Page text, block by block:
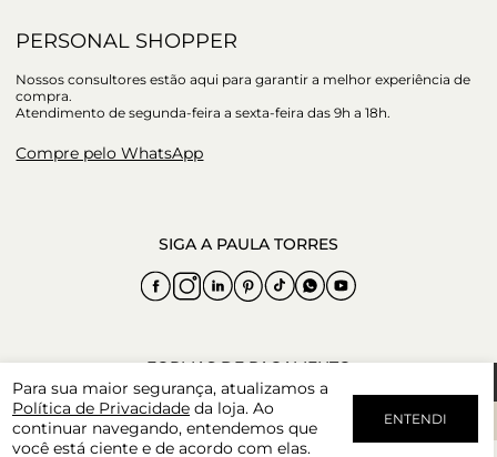
Para sua maior segurança, atualizamos a
Política de Privacidade da loja. Ao
continuar navegando, entendemos que
você está ciente e de acordo com elas.
ENTENDI
PERSONAL SHOPPER
Nossos consultores estão aqui para garantir a melhor experiência de
compra.
Atendimento de segunda-feira a sexta-feira das 9h a 18h.
Compre pelo WhatsApp